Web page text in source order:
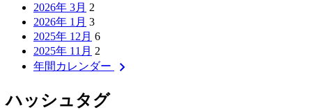
2026年 3月 2
2026年 1月 3
2025年 12月 6
2025年 11月 2
年間カレンダー
chevron_right
ハッシュタグ